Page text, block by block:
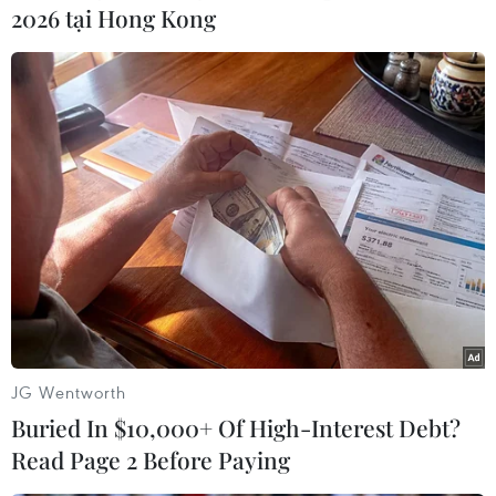
#Kim ngạch xuất khẩu #Dệt may
#Dầu thô
#Nhập siêu
2026 tại Hong Kong
JG Wentworth
Buried In $10,000+ Of High-Interest Debt?
Read Page 2 Before Paying